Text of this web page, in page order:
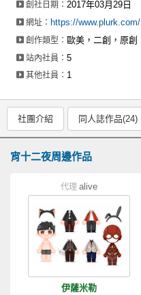
創社日期：2017年03月29日
網址： https://
創作類型： 歐美，二創，原創
站內社員：5
其他社員： 1
社團介紹 同人誌作品(24)
宵十二夜周邊作品
代理 alive
伊薩米勒